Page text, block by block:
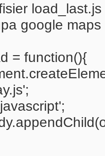
google maps
= function(){